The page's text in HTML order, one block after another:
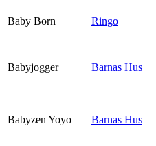
Baby Born Ringo
Babyjogger Barnas Hus
Babyzen Yoyo Barnas Hus